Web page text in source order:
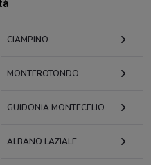
CIAMPINO
MONTEROTONDO
GUIDONIA MONTECELIO
ALBANO LAZIALE